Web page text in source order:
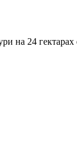
на 24